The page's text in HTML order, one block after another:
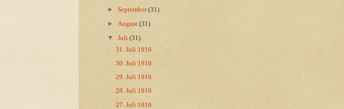
►September(31)
► August(31)
▼Juli(31)
31. Juli 1916
30. Juli 1916
29. Juli 1916
28. Juli 1916
27. Juli 1916